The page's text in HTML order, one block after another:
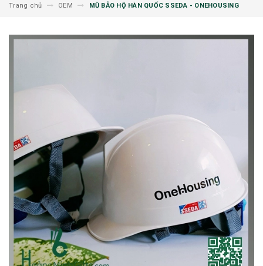
Trang chủ OEM MŨ BẢO HỘ HÀN QUỐC SSEDA - ONEHOUSING